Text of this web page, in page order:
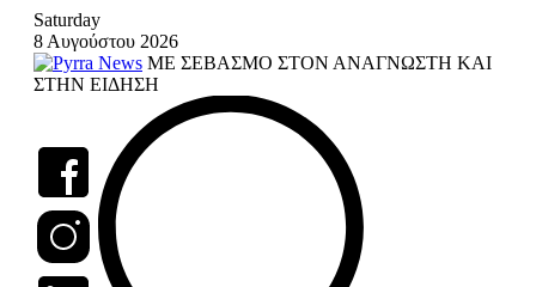
Skip
content
Saturday
8 Αυγούστου 2026
ΜΕ ΣΕΒΑΣΜΟ ΣΤΟΝ ΑΝΑΓΝΩΣΤΗ ΚΑΙ
ΣΤΗΝ ΕΙΔΗΣΗ